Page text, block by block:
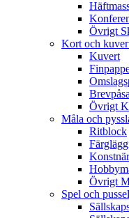
Övrigt
Kort och
Kuvert
Övrigt
Måla och
Ritblock
Övrigt
Spel och pussel